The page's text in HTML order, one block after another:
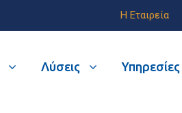
Η Εταιρεία
Λύσεις Υπηρεσίες